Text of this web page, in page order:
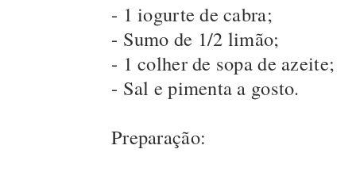
- 1 iogurte de cabra;
- Sumo de 1/2 limão;
- 1 colher de sopa de azeite;
- Sal e pimenta a gosto.
Preparação: